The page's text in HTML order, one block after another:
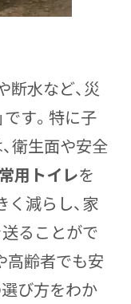
断水など、災
」です。特に子
衛生面や安全
用トイレを
く減らし、家
ることがで
高齢者でも安
び方をわか